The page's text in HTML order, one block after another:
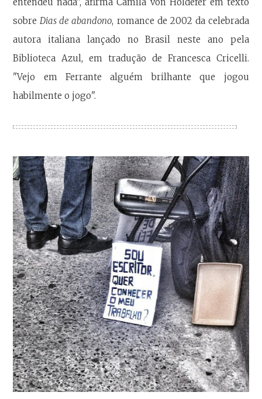
sobre Dias de abandono, romance de 2002 da celebrada
autora italiana lançado no Brasil neste ano pela
Biblioteca Azul, em tradução de Francesca Cricelli.
"Vejo em Ferrante alguém brilhante que jogou
habilmente o jogo".